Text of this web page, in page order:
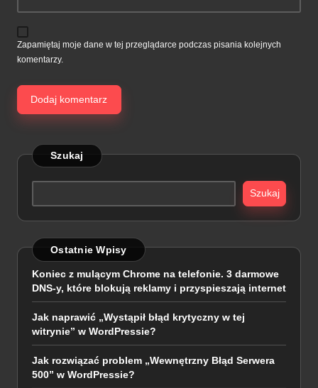
Zapamiętaj moje dane w tej przeglądarce podczas pisania kolejnych
komentarzy.
Szukaj
Szukaj
Ostatnie Wpisy
Koniec z mulącym Chrome na telefonie. 3 darmowe
DNS-y, które blokują reklamy i przyspieszają internet
Jak naprawić „Wystąpił błąd krytyczny w tej
witrynie” w WordPressie?
Jak rozwiązać problem „Wewnętrzny Błąd Serwera
500” w WordPressie?